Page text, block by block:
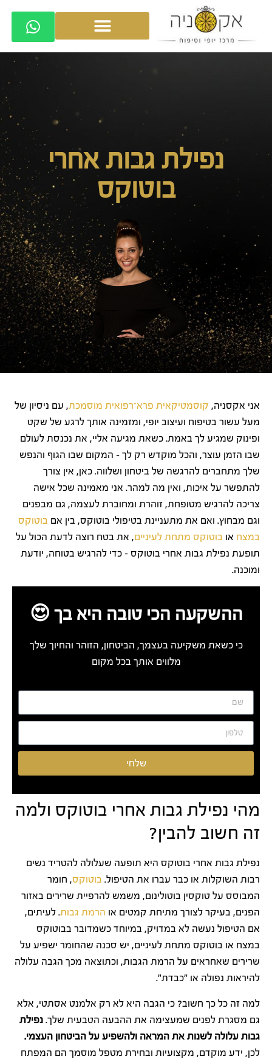
נפילת גבות אחרי
בוטוקס
אני אקסניה, קוסמטיקאית פרא־רפואית מוסמכת, עם ניסיון של
מעל עשור בטיפוח ועיצוב יופי, ומזמינה אותך לרגע של שקט
ופינוק שמגיע לך באמת. כשאת מגיעה אליי, את נכנסת לעולם
שבו הזמן עוצר, והכל מוקדש רק לך – המקום שבו הגוף והנפש
שלך מתחברים להרגשה של ביטחון ושלווה. כאן, אין צורך
להתפשר על איכות, ואין מה למהר. אני מאמינה שכל אישה
צריכה להרגיש מטופחת, זוהרת ומחוברת לעצמה, גם מבפנים
וגם מבחוץ. ואם את מתעניינת בטיפולי בוטוקס, בין אם בוטוקס
במצח או בוטוקס מתחת לעיניים, את בטח רוצה לדעת הכול על
תופעת נפילת גבות אחרי בוטוקס – כדי להרגיש בטוחה, יודעת
ומוכנה.
ההשקעה הכי טובה היא בך 😍
כי כשאת משקיעה בעצמך, הביטחון, הזוהר והחיוך שלך
מלווים אותך בכל מקום
שלחי
מהי נפילת גבות אחרי בוטוקס ולמה
זה חשוב להבין?
נפילת גבות אחרי בוטוקס היא תופעה שעלולה להטריד נשים
רבות השוקלות או כבר עברו את הטיפול. בוטוקס, חומר
המבוסס על טוקסין בוטולינום, משמש להרפיית שרירים באזור
הפנים, בעיקר לצורך מתיחת קמטים או הרמת גבות. לעיתים,
אם הטיפול נעשה לא במדויק, במיוחד כשמדובר בבוטוקס
במצח או בוטוקס מתחת לעיניים, יש סכנה שהחומר ישפיע על
שרירים שאחראים על הרמת הגבות, וכתוצאה מכך הגבה עלולה
להיראות נפולה או "כבדת".
למה זה כל כך חשוב? כי הגבה היא לא רק אלמנט אסתטי, אלא
גם מסגרת לפנים שמעצימה את ההבעה הטבעית שלך. נפילת
גבות עלולה לשנות את המראה ולהשפיע על הביטחון העצמי.
לכן, ידע מוקדם, מקצועיות ובחירת מטפל מוסמך הם המפתח